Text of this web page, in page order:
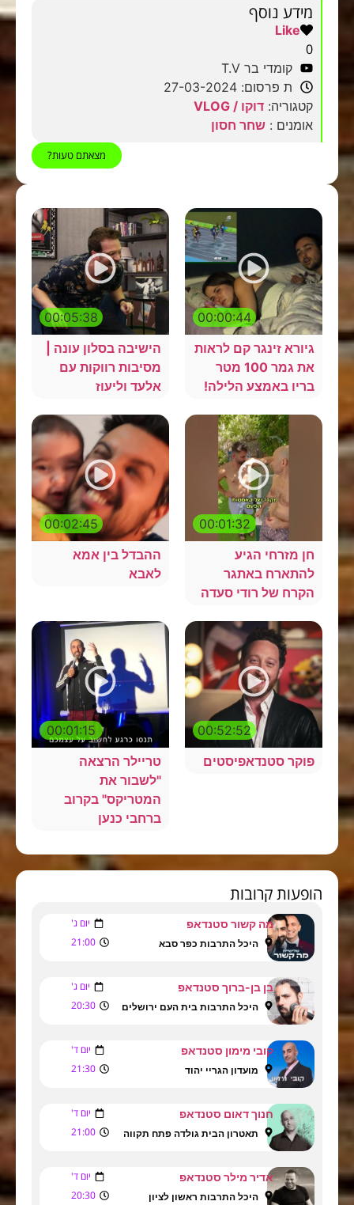
מידע נוסף
Like
0
קומדי בר T.V
ת פרסום: 27-03-2024
קטגוריה: דוקו / VLOG
אומנים : שחר חסון
מצאתם טעות?
00:00:44
גיורא זינגר קם לראות
את גמר 100 מטר
בריו באמצע הלילה!
00:05:38
הישיבה בסלון עונה |
מסיבות רווקות עם
אלעד וליעוז
00:01:32
חן מזרחי הגיע
להתארח באתגר
הקרח של רודי סעדה
00:02:45
ההבדל בין אמא
לאבא
00:52:52
פוקר סטנדאפיסטים
00:01:15
טריילר הרצאה
"לשבור את
המטריקס" בקרוב
ברחבי כנען
הופעות קרובות
מה קשור סטנדאפ יום ג'
היכל התרבות כפר סבא 21:00
בן בן-ברוך סטנדאפ יום ג'
היכל התרבות בית העם ירושלים 20:30
קובי מימון סטנדאפ יום ד'
מועדון הגריי יהוד 21:30
חנוך דאום סטנדאפ יום ד'
תאטרון הבית גולדה פתח תקווה 21:00
אדיר מילר סטנדאפ יום ד'
היכל התרבות ראשון לציון 20:30